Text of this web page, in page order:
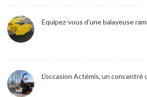
Equipez-vous d’une balayeuse
L'occasion Actémis, un concentré